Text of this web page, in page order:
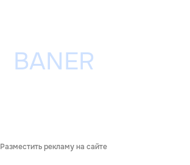
Разместить рекламу на сайте